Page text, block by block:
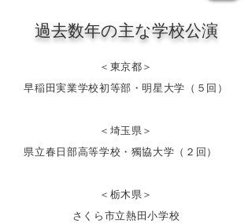
過去数年の主な学校公演
＜東京都＞
早稲田実業学校初等部・明星大学（５回）
＜埼玉県＞
県立春日部高等学校・獨協大学（２回）
＜栃木県＞
さくら市立熱田小学校